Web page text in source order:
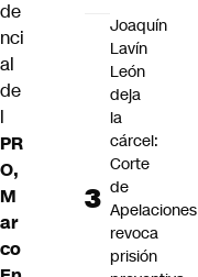
de
nci
al
de
l
PR
O,
M
ar
co
Joaquín
Lavín
León
deja
la
cárcel:
Corte
de
Apelaciones
revoca
prisión